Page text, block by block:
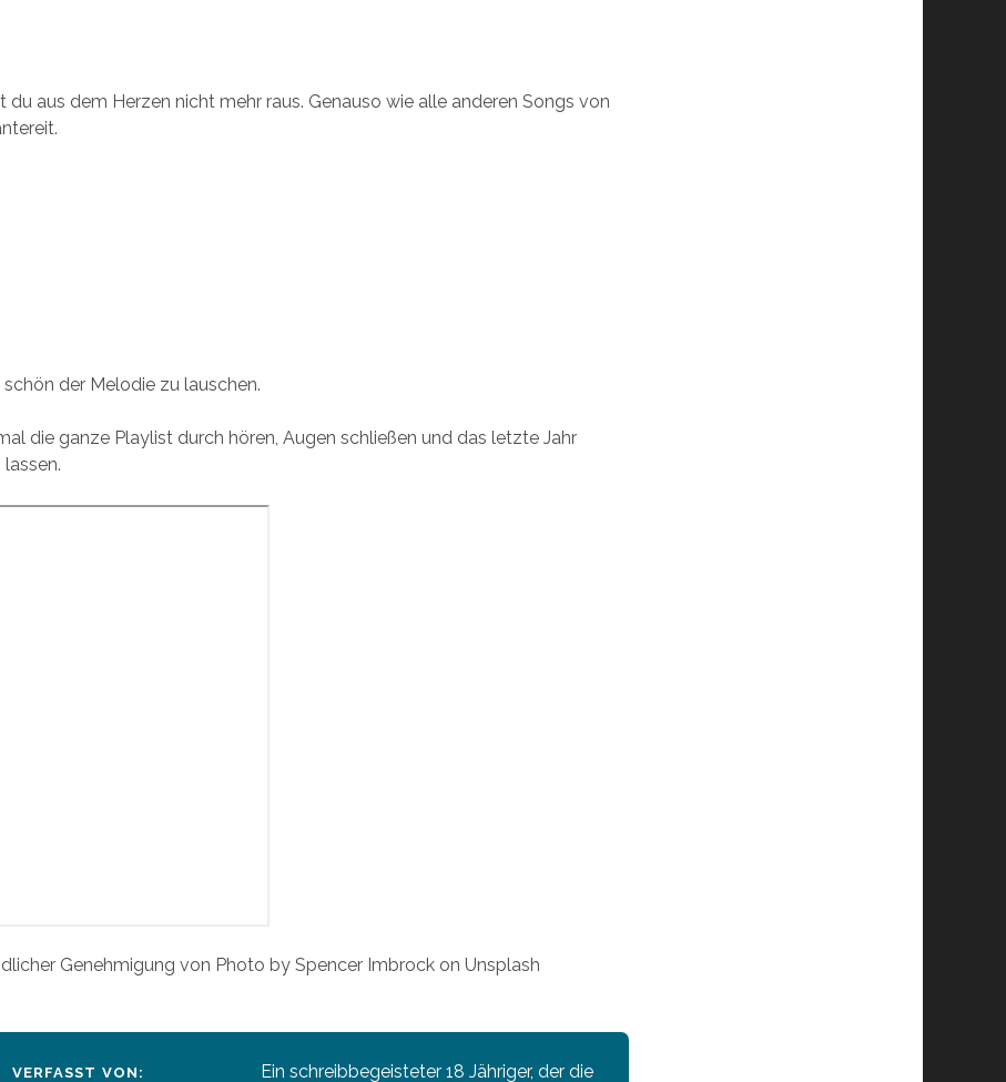
du aus dem Herzen nicht mehr raus. Genauso wie alle anderen Songs von
schön der Melodie zu lauschen.
die ganze Playlist durch hören, Augen schließen und das letzte Jahr
Genehmigung von Photo by Spencer Imbrock on Unsplash
VERFASST VON: Ein schreibbegeisteter 18 Jähriger, der die